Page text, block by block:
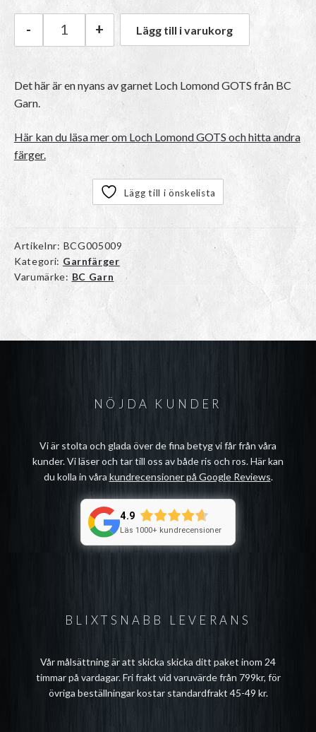
BC Garn Loch Lomond GOTS | 02 Petrol mängd
- + Lägg till i varukorg
Det här är en nyans av garnet Loch Lomond GOTS från BC
Garn.
Här kan du läsa mer om Loch Lomond GOTS och hitta andra
färger.
Lägg till i önskelista
Artikelnr: BCG005009
Kategori: Garnfärger
Varumärke: BC Garn
BLIXTSNABB LEVERANS
Vår målsättning är att skicka skicka ditt paket inom 24
timmar på vardagar. Fri frakt vid varuvärde från 799kr, för
övriga beställningar kostar standardfrakt 45-49 kr.
NÖJDA KUNDER
Vi är stolta och glada över de fina betyg vi får från våra
kunder. Vi läser och tar till oss av både ris och ros. Här kan
du kolla in våra kundrecensioner på Google Reviews.
4.9
Läs 1000+ kundrecensioner